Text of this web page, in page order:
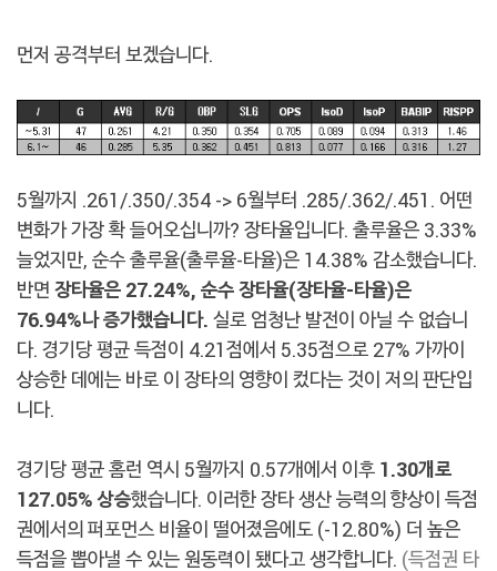
먼저 공격부터 보겠습니다.
5월까지 .261/.350/.354 -> 6월부터 .285/.362/.451. 어떤
변화가 가장 확 들어오십니까? 장타율입니다. 출루율은 3.33%
늘었지만, 순수 출루율(출루율-타율)은 14.38% 감소했습니다.
반면 장타율은 27.24%, 순수 장타율(장타율-타율)은
76.94%나 증가했습니다. 실로 엄청난 발전이 아닐 수 없습니
다. 경기당 평균 득점이 4.21점에서 5.35점으로 27% 가까이
상승한 데에는 바로 이 장타의 영향이 컸다는 것이 저의 판단입
니다.
경기당 평균 홈런 역시 5월까지 0.57개에서 이후 1.30개로
127.05% 상승했습니다. 이러한 장타 생산 능력의 향상이 득점
권에서의 퍼포먼스 비율이 떨어졌음에도 (-12.80%) 더 높은
득점을 뽑아낼 수 있는 원동력이 됐다고 생각합니다. (득점권 타